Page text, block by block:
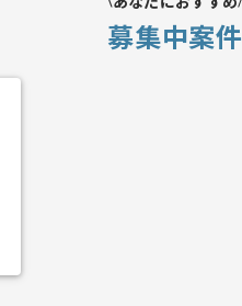
募集中案件